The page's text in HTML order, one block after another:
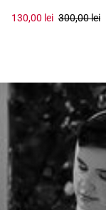
130,00 lei 300,00 lei